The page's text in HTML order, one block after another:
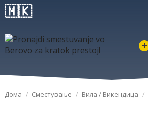
Дома Сместување Вила / Викендица